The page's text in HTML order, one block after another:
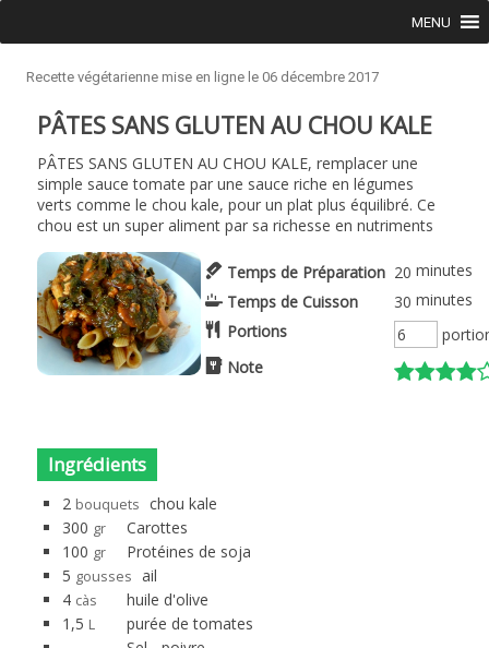
MENU
Recette végétarienne mise en ligne le 06 décembre 2017
PÂTES SANS GLUTEN AU CHOU KALE
PÂTES SANS GLUTEN AU CHOU KALE, remplacer une
simple sauce tomate par une sauce riche en légumes
verts comme le chou kale, pour un plat plus équilibré. Ce
chou est un super aliment par sa richesse en nutriments
Temps de Préparation 20 minutes
Temps de Cuisson
30 minutes
Portions
Note
Ingrédients
2 bouquets chou kale
300 gr
Carottes
100 gr
Protéines de soja
5 gousses ail
4 càs
huile d'olive
1,5 L
purée de tomates